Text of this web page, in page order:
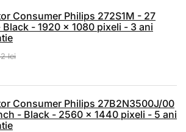
Consumer Philips 272S1M - 27
Black - 1920 x 1080 pixeli - 3 ani
lei
1.796,62 lei.
este: 910,90 lei.
Consumer Philips 27B2N3500J/00
- Black - 2560 x 1440 pixeli - 5 ani